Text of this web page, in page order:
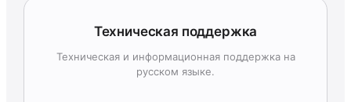
Техническая поддержка
Техническая и информационная поддержка на
русском языке.